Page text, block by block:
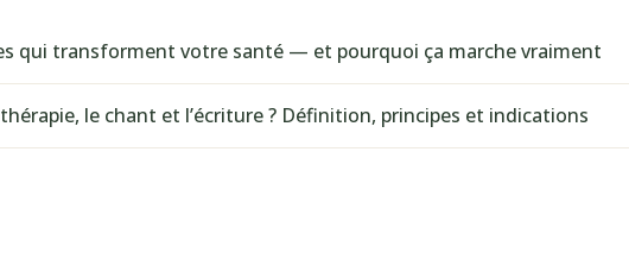
qui transforment votre santé — et pourquoi ça marche vraiment
thérapie, le chant et l’écriture ? Définition, principes et indications